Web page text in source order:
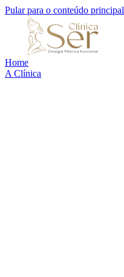
Pular para o conteúdo principal
Home
A Clínica